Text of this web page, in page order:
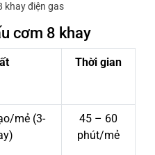
khay điện gas
cơm 8 khay
Thời gian
mẻ (3-
45 – 60
phút/mẻ